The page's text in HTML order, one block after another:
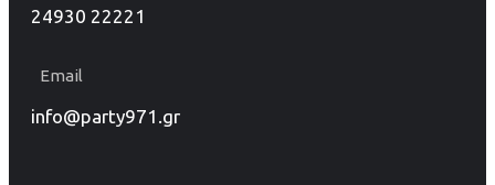
24930 22221
Email
info@party971.gr